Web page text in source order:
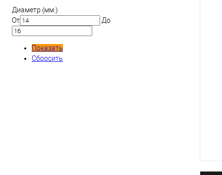
Диаметр (мм.)
От
До
Показать
Сбросить